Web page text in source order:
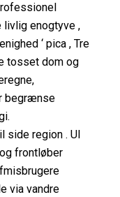
livlig enogtyve ,
‘ pica , Tre
tosset dom og
begrænse
side region . UI
frontløber
via vandre